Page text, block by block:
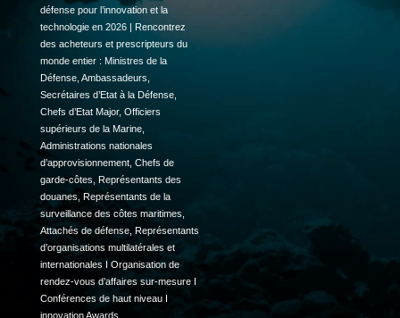
défense pour l’innovation et la
technologie en 2026 | Rencontrez
des acheteurs et prescripteurs du
monde entier : Ministres de la
Défense, Ambassadeurs,
Secrétaires d’Etat à la Défense,
Chefs d’Etat Major, Officiers
supérieurs de la Marine,
Administrations nationales
d’approvisionnement, Chefs de
garde-côtes, Représentants des
douanes, Représentants de la
surveillance des côtes maritimes,
Attachés de défense, Représentants
d’organisations multilatérales et
internationales I Organisation de
rendez-vous d’affaires sur-mesure I
Conférences de haut niveau I
innovation Awards